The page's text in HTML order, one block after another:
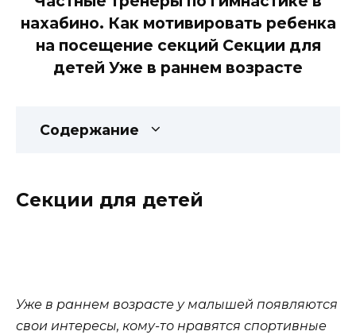
нахабино. Как мотивировать ребенка
на посещение секций Секции для
детей Уже в раннем возрасте
Содержание
Секции для детей
Уже в раннем возрасте у малышей появляются
свои интересы, кому-то нравятся спортивные